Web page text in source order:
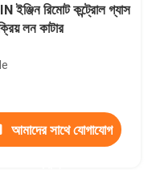
রিমোট কন্ট্রোল গ্যাস
লন কাটার
আমাদের সাথে যোগাযোগ